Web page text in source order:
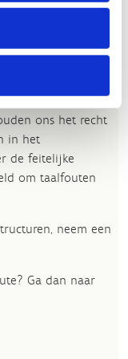
leiden naar de
Respecteer je
jouw
ons het recht
in het
de feitelijke
om taalfouten
neem een
Ga dan naar